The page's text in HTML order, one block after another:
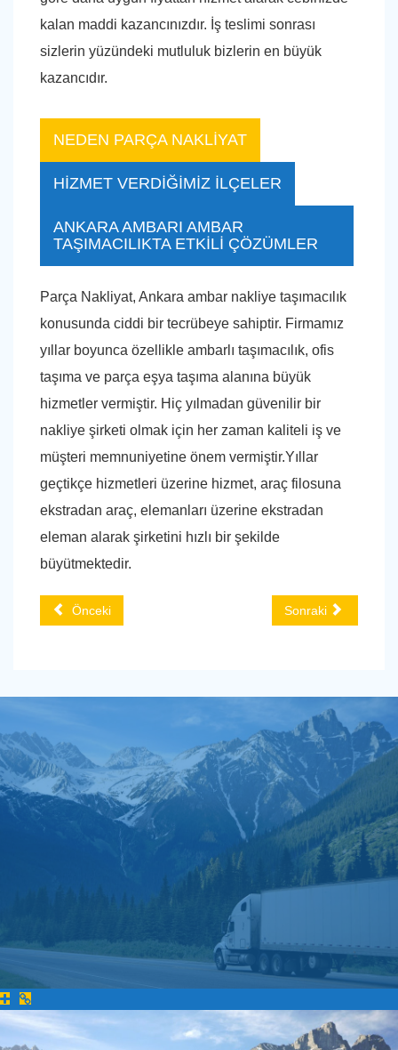
kalan maddi kazancınızdır. İş teslimi sonrası
sizlerin yüzündeki mutluluk bizlerin en büyük
kazancıdır.
NEDEN PARÇA NAKLİYAT
HİZMET VERDİĞİMİZ İLÇELER
ANKARA AMBARI AMBAR
TAŞIMACILIKTA ETKİLİ ÇÖZÜMLER
Parça Nakliyat, Ankara ambar nakliye taşımacılık
konusunda ciddi bir tecrübeye sahiptir. Firmamız
yıllar boyunca özellikle ambarlı taşımacılık, ofis
taşıma ve parça eşya taşıma alanına büyük
hizmetler vermiştir. Hiç yılmadan güvenilir bir
nakliye şirketi olmak için her zaman kaliteli iş ve
müşteri memnuniyetine önem vermiştir.Yıllar
geçtikçe hizmetleri üzerine hizmet, araç filosuna
ekstradan araç, elemanları üzerine ekstradan
eleman alarak şirketini hızlı bir şekilde
büyütmektedir.
Önceki Sonraki